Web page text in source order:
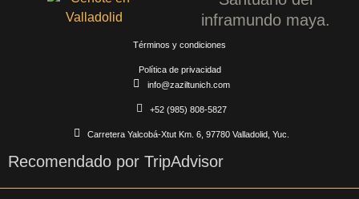
inframundo maya.
info@zaziltunich.com
+52 (985) 808-5827
Carretera Yalcobá-Xtut Km. 6, 97780 Valladolid, Yuc.
Términos y condiciones
Política de privacidad
Recomendado por TripAdvisor